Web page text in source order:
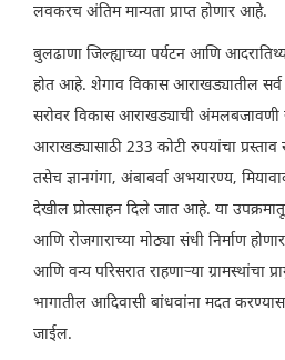
लवकरच अंतिम मान्यता प्राप्त होणार आहे.
बुलढाणा जिल्ह्याच्या पर्यटन आणि
होत आहे. शेगाव विकास आराखड्यातील
सरोवर विकास आराखड्याची
आराखड्यासाठी 233 कोटी रुपयांचा
तसेच ज्ञानगंगा, अंबाबर्वा अभयारण्य,
देखील प्रोत्साहन दिले जात आहे. या
आणि रोजगाराच्या मोठ्या संधी निर्माण
आणि वन्य परिसरात राहणाऱ्या ग्रामस्थांचा
भागातील आदिवासी बांधवांना मदत
जाईल.